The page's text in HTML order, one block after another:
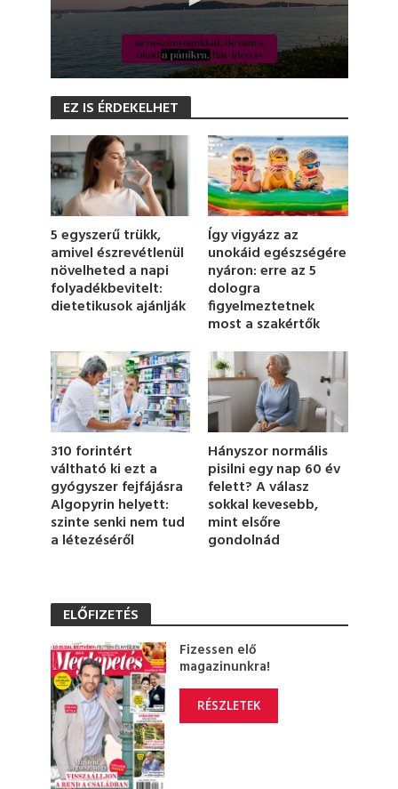
s
n
d
s
o
f
m
i
n
u
t
e
9
s
e
c
o
n
s
EZ IS ÉRDEKELHET
5 egyszerű trükk,
amivel észrevétlenül
növelheted a napi
folyadékbevitelt:
dietetikusok ajánlják
Így vigyázz az
unokáid egészségére
nyáron: erre az 5
dologra
figyelmeztetnek
most a szakértők
310 forintért
váltható ki ezt a
gyógyszer fejfájásra
Algopyrin helyett:
szinte senki nem tud
a létezéséről
Hányszor normális
pisilni egy nap 60 év
felett? A válasz
sokkal kevesebb,
mint elsőre
gondolnád
ELŐFIZETÉS
Fizessen elő
magazinunkra!
RÉSZLETEK